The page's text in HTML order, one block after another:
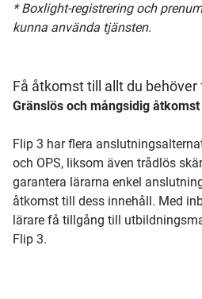
* Boxlight-registrering och
kunna använda tjänsten.
Få åtkomst till allt du behöver
Gränslös och mångsidig åtkomst
Flip 3 har flera
och OPS, liksom även trådlös
garantera lärarna enkel
åtkomst till dess innehåll. Med
lärare få tillgång till
Flip 3.